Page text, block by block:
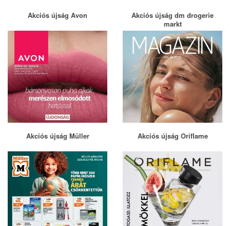
Akciós újság Avon
Akciós újság dm drogerie
markt
Akciós újság Müller Akciós újság Oriflame